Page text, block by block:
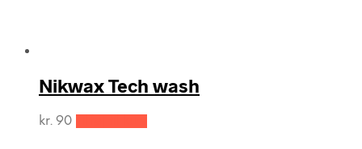
Nikwax Tech wash
kr. 90